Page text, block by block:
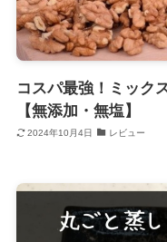
コスパ最強！ミック
【無添加・無塩】
2024年10月4日 レビュー